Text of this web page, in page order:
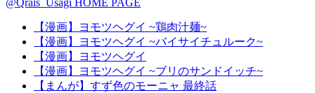
@Qrais_Usagi HOME PAGE
【漫画】ヨモツヘグイ ~鶏肉汁麺~
【漫画】ヨモツヘグイ ~バイサイチュルーク~
【漫画】ヨモツヘグイ
【漫画】ヨモツヘグイ ~ブリのサンドイッチ~
【まんが】すず色のモーニャ 最終話